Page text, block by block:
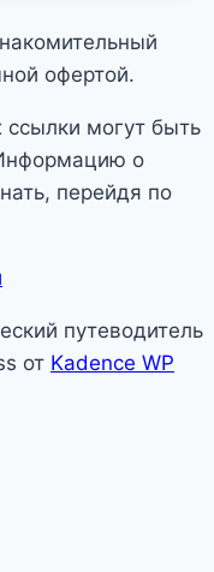
офертой.
могут быть
о
перейдя по
путеводитель
от Kadence WP